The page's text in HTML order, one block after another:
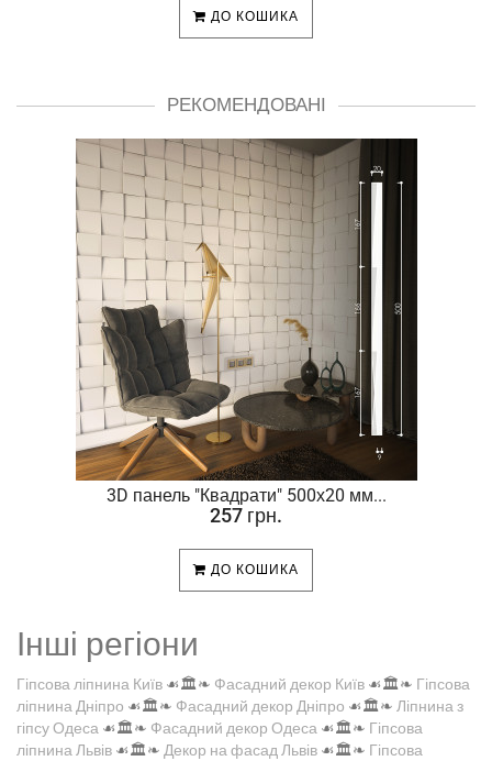
ДО КОШИКА
РЕКОМЕНДОВАНІ
3D панель "Квадрати" 500х20 мм...
257 грн.
ДО КОШИКА
Інші регіони
Гіпсова ліпнина Київ ☙🏛️❧ Фасадний декор Київ ☙🏛️❧ Гіпсова
ліпнина Дніпро ☙🏛️❧ Фасадний декор Дніпро ☙🏛️❧ Ліпнина з
гіпсу Одеса ☙🏛️❧ Фасадний декор Одеса ☙🏛️❧ Гіпсова
ліпнина Львів ☙🏛️❧ Декор на фасад Львів ☙🏛️❧ Гіпсова